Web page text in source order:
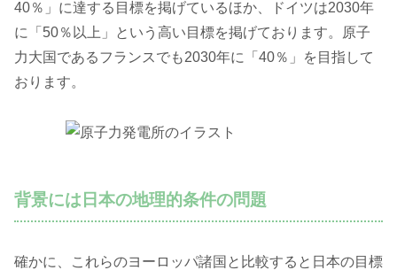
40％」に達する目標を掲げているほか、ドイツは2030年
に「50％以上」という高い目標を掲げております。原子
力大国であるフランスでも2030年に「40％」を目指して
おります。
背景には日本の地理的条件の問題
確かに、これらのヨーロッパ諸国と比較すると日本の目標